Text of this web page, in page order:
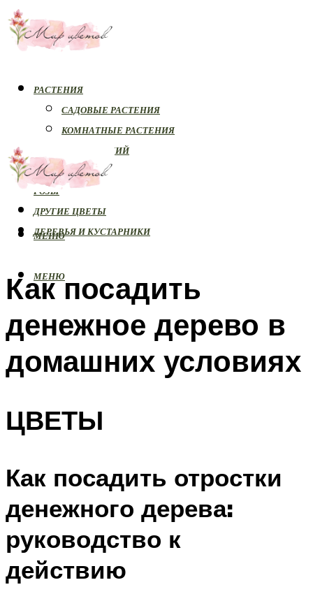
РАСТЕНИЯ
САДОВЫЕ РАСТЕНИЯ
КОМНАТНЫЕ РАСТЕНИЯ
БОЛЕЗНИ РАСТЕНИЙ
ОРХИДЕИ
РОЗЫ
ДРУГИЕ ЦВЕТЫ
ДЕРЕВЬЯ И КУСТАРНИКИ
МЕНЮ
МЕНЮ
Как посадить
денежное дерево в
домашних условиях
ЦВЕТЫ
Как посадить отростки
денежного дерева:
руководство к
действию